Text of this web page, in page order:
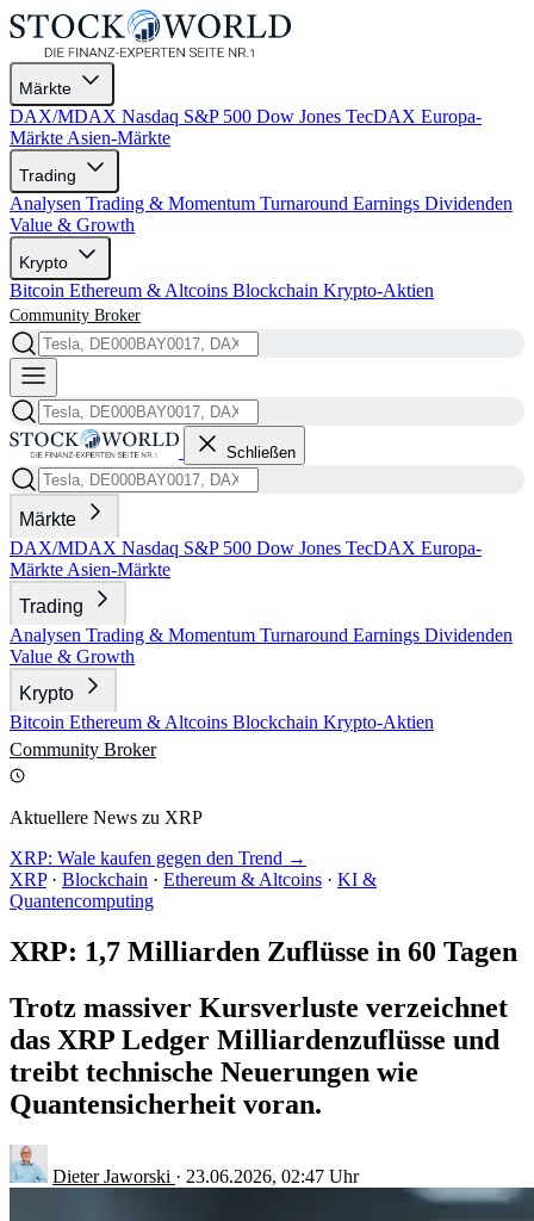
Märkte
DAX/MDAX Nasdaq S&P 500 Dow Jones TecDAX Europa-
Märkte Asien-Märkte
Trading
Analysen Trading & Momentum Turnaround Earnings Dividenden
Value & Growth
Krypto
Bitcoin Ethereum & Altcoins Blockchain Krypto-Aktien
Community Broker
Schließen
Märkte
DAX/MDAX Nasdaq S&P 500 Dow Jones TecDAX Europa-
Märkte Asien-Märkte
Trading
Analysen Trading & Momentum Turnaround Earnings Dividenden
Value & Growth
Krypto
Bitcoin Ethereum & Altcoins Blockchain Krypto-Aktien
Community Broker
Aktuellere News zu XRP
XRP: Wale kaufen gegen den Trend →
XRP · Blockchain · Ethereum & Altcoins · KI &
Quantencomputing
XRP: 1,7 Milliarden Zuflüsse in 60 Tagen
Trotz massiver Kursverluste verzeichnet
das XRP Ledger Milliardenzuflüsse und
treibt technische Neuerungen wie
Quantensicherheit voran.
Dieter Jaworski · 23.06.2026, 02:47 Uhr